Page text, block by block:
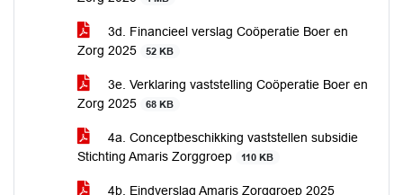
3d. Financieel verslag Coöperatie Boer en
Zorg 2025
52 KB
3e. Verklaring vaststelling Coöperatie Boer en
Zorg 2025
68 KB
4a. Conceptbeschikking vaststellen subsidie
Stichting Amaris Zorggroep
110 KB
4b. Eindverslag Amaris Zorggroep 2025